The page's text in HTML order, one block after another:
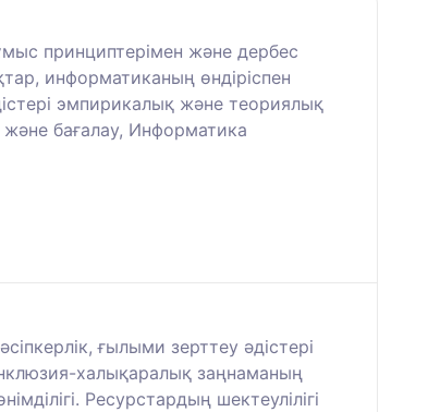
принциптерімен және дербес
информатиканың өндіріспен
эмпирикалық және теориялық
бағалау, Информатика
ғылыми зерттеу әдістері
халықаралық заңнаманың
Ресурстардың шектеулілігі